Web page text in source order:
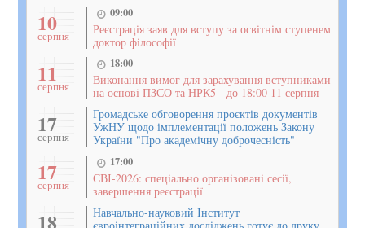
10
серпня
09:00
Реєстрація заяв для вступу за освітнім ступенем
доктор філософії
11
серпня
18:00
Виконання вимог для зарахування вступниками
на основі ПЗСО та НРК5 - до 18:00 11 серпня
17
серпня
Громадське обговорення проєктів документів
УжНУ щодо імплементації положень Закону
України "Про академічну доброчесність"
17
серпня
17:00
ЄВІ-2026: спеціально організовані сесії,
завершення реєстрації
18
Навчально-науковий Інститут